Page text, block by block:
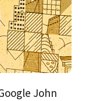
John